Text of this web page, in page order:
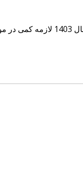
پیش از معرفی رنگ